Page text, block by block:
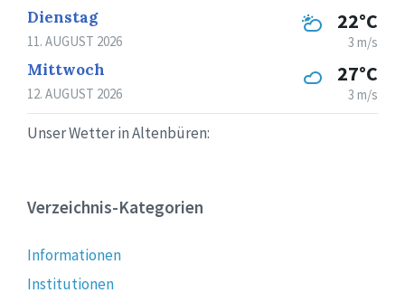
Dienstag
11. AUGUST 2026
22°C
3 m/s
Mittwoch
12. AUGUST 2026
27°C
3 m/s
Unser Wetter in Altenbüren:
Verzeichnis-Kategorien
Informationen
Institutionen